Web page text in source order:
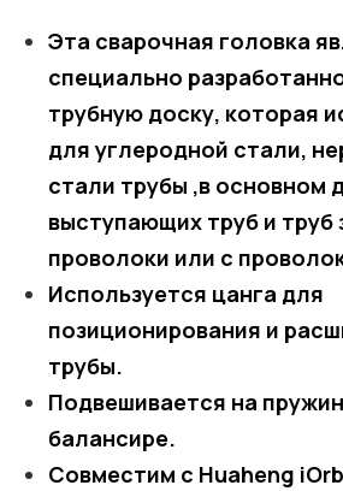
Эта сварочная головка
специально
трубную доску, которая
для углеродной стали,
стали трубы ,в основном
выступающих труб и труб
проволоки или с
Используется цанга для
позиционирования и
трубы.
Подвешивается на
балансире.
Совместим с Huaheng